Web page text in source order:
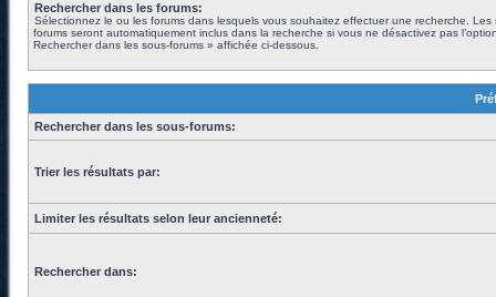
Rechercher dans les forums:
Sélectionnez le ou les forums dans lesquels vous souhaitez effectuer une recherche. Les
forums seront automatiquement inclus dans la recherche si vous ne désactivez pas
Rechercher dans les sous-forums » affichée ci-dessous.
Rechercher dans les sous-forums:
Trier les résultats par:
Limiter les résultats selon leur ancienneté:
Rechercher dans: